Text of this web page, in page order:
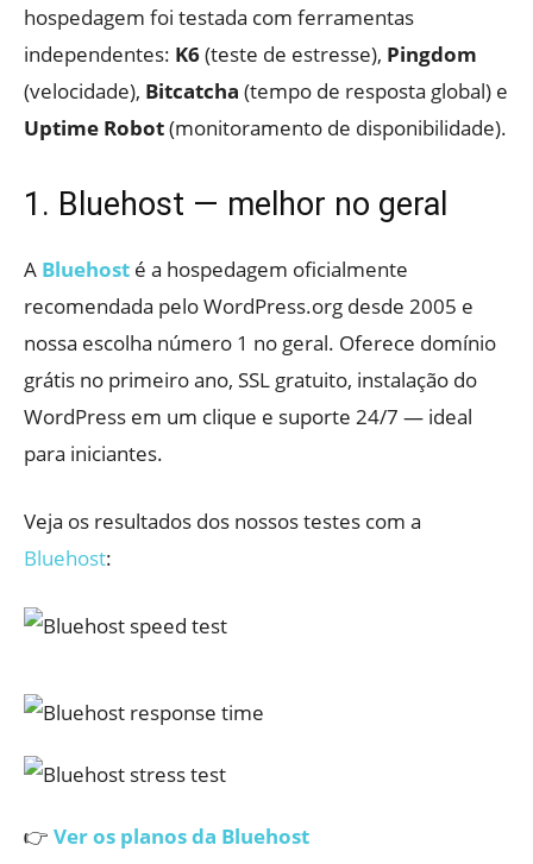
hospedagem foi testada com ferramentas
independentes: K6(teste de estresse), Pingdom
(velocidade), Bitcatcha (tempo de resposta global) e
Uptime Robot(monitoramento de disponibilidade).
1. Bluehost — melhor no geral
A Bluehost é a hospedagem oficialmente
recomendada pelo WordPress.org desde 2005 e
nossa escolha número 1 no geral. Oferece domínio
grátis no primeiro ano, SSL gratuito, instalação do
WordPress em um clique e suporte 24/7 — ideal
para iniciantes.
Veja os resultados dos nossos testes com a
Bluehost:
👉 Ver os planos da Bluehost